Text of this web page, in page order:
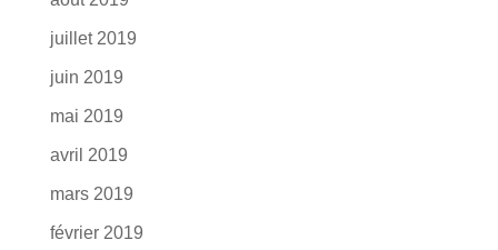
juillet 2019
juin 2019
mai 2019
avril 2019
mars 2019
février 2019